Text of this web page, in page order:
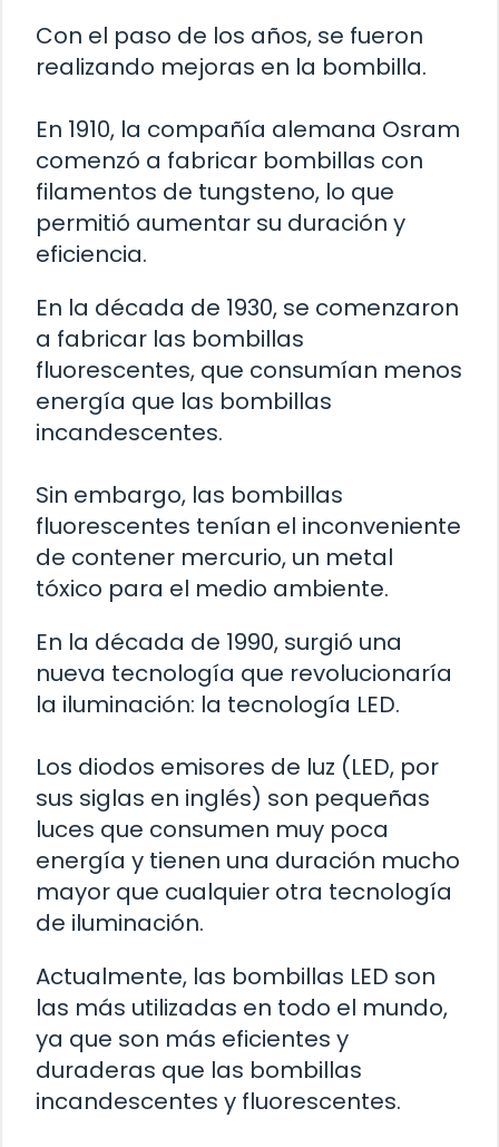
Con el paso de los años, se fueron
realizando mejoras en la bombilla.
En 1910, la compañía alemana Osram
comenzó a fabricar bombillas con
filamentos de tungsteno, lo que
permitió aumentar su duración y
eficiencia.
En la década de 1930, se comenzaron
a fabricar las bombillas
fluorescentes, que consumían menos
energía que las bombillas
incandescentes.
Sin embargo, las bombillas
fluorescentes tenían el inconveniente
de contener mercurio, un metal
tóxico para el medio ambiente.
En la década de 1990, surgió una
nueva tecnología que revolucionaría
la iluminación: la tecnología LED.
Los diodos emisores de luz (LED, por
sus siglas en inglés) son pequeñas
luces que consumen muy poca
energía y tienen una duración mucho
mayor que cualquier otra tecnología
de iluminación.
Actualmente, las bombillas LED son
las más utilizadas en todo el mundo,
ya que son más eficientes y
duraderas que las bombillas
incandescentes y fluorescentes.